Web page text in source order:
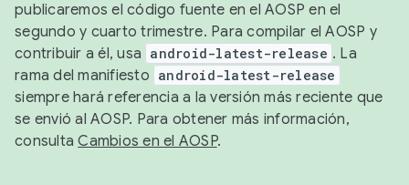
publicaremos el código fuente en el AOSP en el
segundo y cuarto trimestre. Para compilar el AOSP y
contribuir a él, usa android-latest-release . La
rama del manifiesto android-latest-release
siempre hará referencia a la versión más reciente que
se envió al AOSP. Para obtener más información,
consultaCambios en el AOSP.